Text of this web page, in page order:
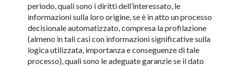
periodo, quali sono i diritti dell’interessato, le
informazioni sulla loro origine, se è in atto un processo
decisionale automatizzato, compresa la profilazione
(almeno in tali casi con informazioni significative sulla
logica utilizzata, importanza e conseguenze di tale
processo), quali sono le adeguate garanzie se il dato